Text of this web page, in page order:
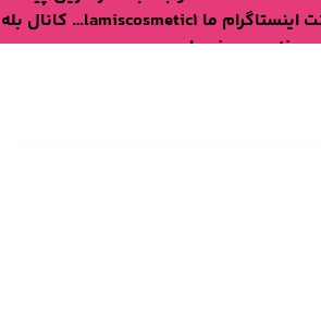
09038127254 یا دایرکت اینستاگرام ما lamiscosmetic1… کانال بله
lamiscosmetic